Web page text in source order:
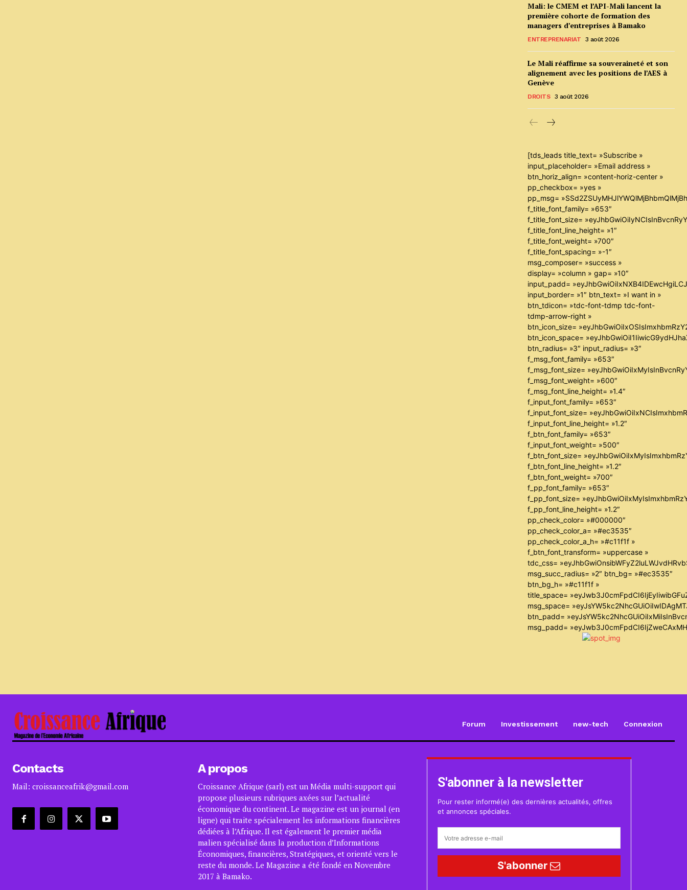
Mali: le CMEM et l’API-Mali lancent la
première cohorte de formation des
managers d’entreprises à Bamako
ENTREPRENARIAT 3 août 2026
Le Mali réaffirme sa souveraineté et son
alignement avec les positions de l’AES à
Genève
DROITS 3 août 2026
[tds_leads title_text= »Subscribe »
input_placeholder= »Email address »
btn_horiz_align= »content-horiz-center »
pp_checkbox= »yes »
pp_msg=
f_title_font_family= »653″
f_title_font_size=
f_title_font_line_height= »1″
f_title_font_weight= »700″
f_title_font_spacing= »-1″
msg_composer= »success »
display= »column » gap= »10″
input_padd=
input_border= »1″ btn_text= »I want in »
btn_tdicon= »tdc-font-tdmp tdc-font-
tdmp-arrow-right »
btn_icon_size=
btn_icon_space=
btn_radius= »3″ input_radius= »3″
f_msg_font_family= »653″
f_msg_font_size=
f_msg_font_weight= »600″
f_msg_font_line_height= »1.4″
f_input_font_family= »653″
f_input_font_size=
f_input_font_line_height= »1.2″
f_btn_font_family= »653″
f_input_font_weight= »500″
f_btn_font_size=
f_btn_font_line_height= »1.2″
f_btn_font_weight= »700″
f_pp_font_family= »653″
f_pp_font_size=
f_pp_font_line_height= »1.2″
pp_check_color= »#000000″
pp_check_color_a= »#ec3535″
pp_check_color_a_h= »#c11f1f »
f_btn_font_transform= »uppercase »
tdc_css=
msg_succ_radius= »2″ btn_bg= »#ec3535″
btn_bg_h= »#c11f1f »
title_space=
msg_space=
btn_padd=
msg_padd=
Forum Investissement new-tech Connexion
Contacts
Mail: croissanceafrik@gmail.com
A propos
Croissance Afrique (sarl) est un Média multi-support qui
propose plusieurs rubriques axées sur l’actualité
économique du continent. Le magazine est un journal (en
ligne) qui traite spécialement les informations financières
dédiées à l’Afrique. Il est également le premier média
malien spécialisé dans la production d’Informations
Économiques, financières, Stratégiques, et orienté vers le
reste du monde. Le Magazine a été fondé en Novembre
2017 à Bamako.
S'abonner à la newsletter
Pour rester informé(e) des dernières actualités, offres
et annonces spéciales.
S'abonner